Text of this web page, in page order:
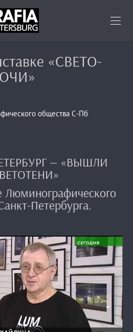
«СВЕТО-
общества С-Пб
— «ВЫШЛИ
Люминографического
Петербурга.